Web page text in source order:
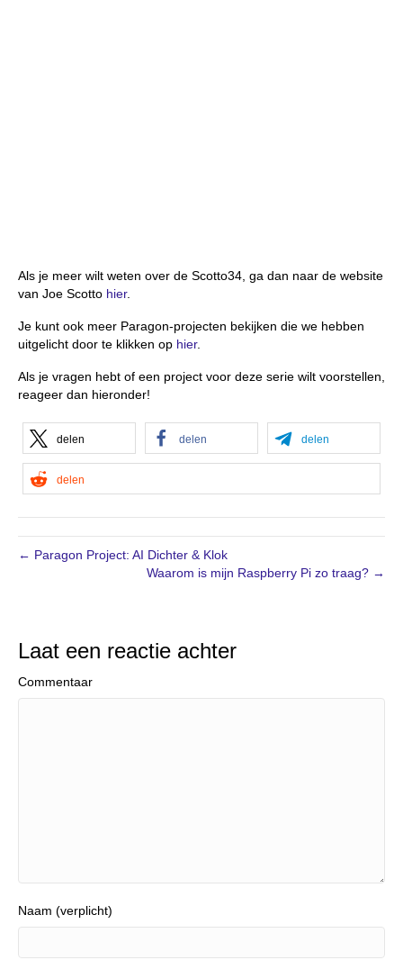
Als je meer wilt weten over de Scotto34, ga dan naar de website
van Joe Scotto hier.
Je kunt ook meer Paragon-projecten bekijken die we hebben
uitgelicht door te klikken op hier.
Als je vragen hebt of een project voor deze serie wilt voorstellen,
reageer dan hieronder!
delen delen delen
delen
← Paragon Project: AI Dichter & Klok
Waarom is mijn Raspberry Pi zo traag? →
Laat een reactie achter
Commentaar
Naam (verplicht)